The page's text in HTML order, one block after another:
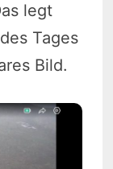
legt
Tages
Bild.